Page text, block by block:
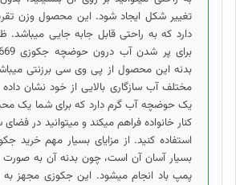
دارد که به راحتی قابل جابه جایی میباشد.
بدنه این محصول از پی وی سی برزنتی
مختلف آب سازگاری بالایی از خود نشان
یک حوضچه آب گرم دارد که برای شما یک
کنار خانواده فراهم میکند و میتوانید در فضای
استفاده کنید. از مزایای بسیار مهم خرید
بسیار آسان آن است، چون بدنه آن به
پمپ باد انجام میشود. این جکوزی مجهز به